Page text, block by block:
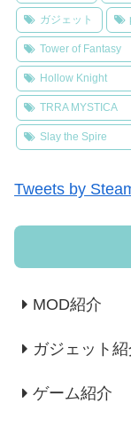
ガジェット
Tower of Fantasy
Hollow Knight
TRRA MYSTICA
Slay the Spire
Tweets by
MOD紹介
ガジェット紹
ゲーム紹介